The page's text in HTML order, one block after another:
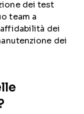
dei test
team a
dei
dei